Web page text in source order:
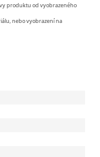
produktu od vyobrazeného
nebo vyobrazení na